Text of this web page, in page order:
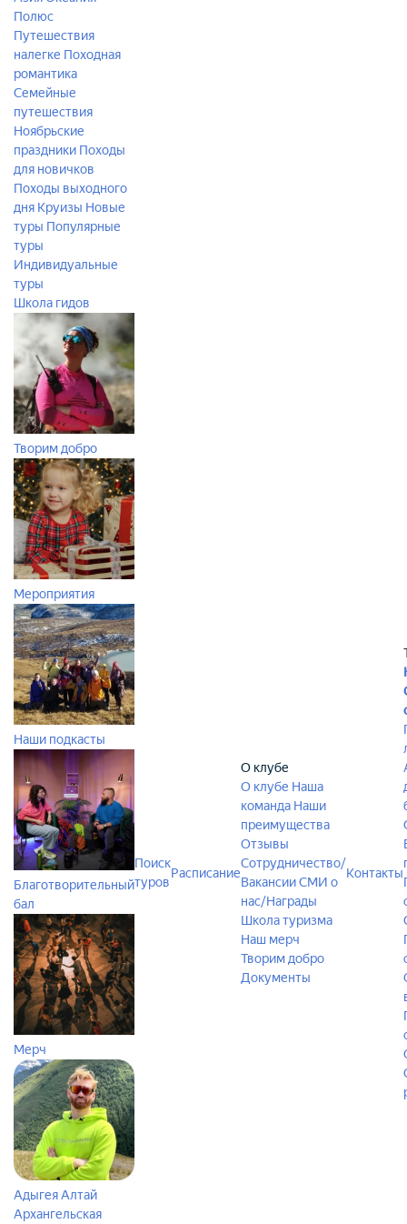
Полюс
Путешествия
налегке Походная
романтика
Семейные
путешествия
Ноябрьские
праздники Походы
для новичков
Походы выходного
дня Круизы Новые
туры Популярные
туры
Индивидуальные
туры
Школа гидов
Творим добро
Мероприятия
Наши подкасты
Благотворительный
бал
Мерч
АдыгеяАлтай
Архангельская
Поиск
туров
Расписание
О клубе
О клубе Наша
команда Наши
преимущества
Отзывы
Сотрудничество/
ВакансииСМИ о
нас/Награды
Школа туризма
Наш мерч
Творим добро
Документы
Контакты